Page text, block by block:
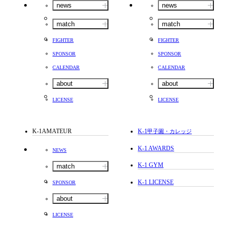
news
match
FIGHTER
SPONSOR
CALENDAR
about
LICENSE
news
match
FIGHTER
SPONSOR
CALENDAR
about
LICENSE
K-1AMATEUR
NEWS
match
SPONSOR
about
LICENSE
K-1甲子園・カレッジ
K-1 AWARDS
K-1 GYM
K-1 LICENSE